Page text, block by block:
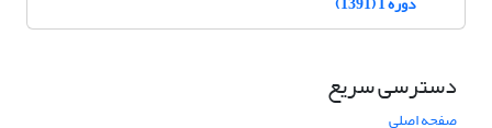
دسترسی سریع
صفحه اصلی